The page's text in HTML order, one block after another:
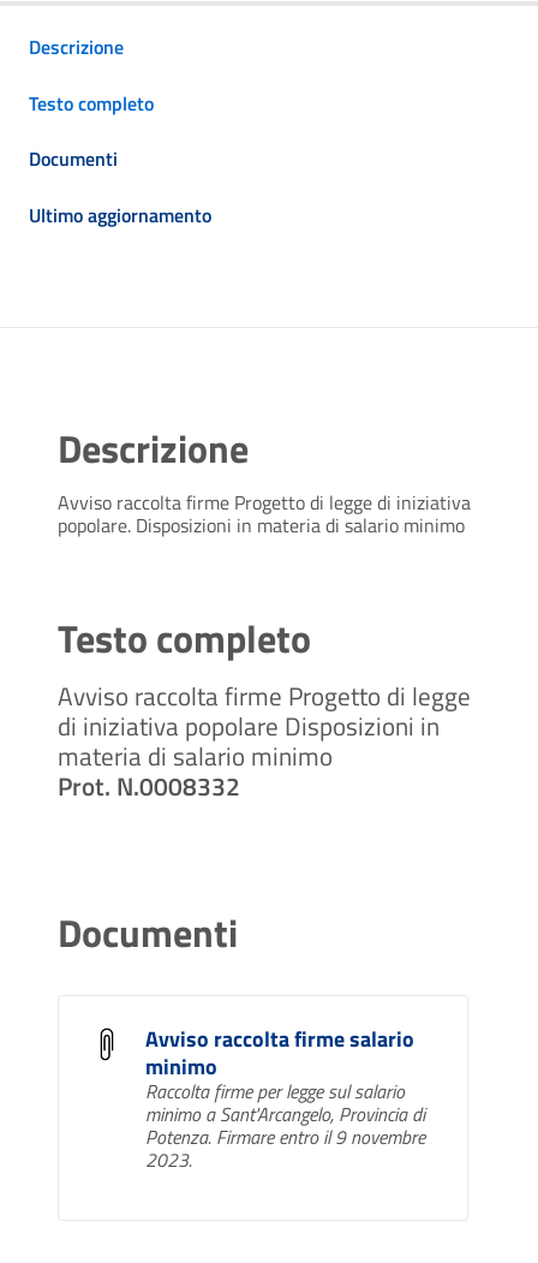
Descrizione
Testo completo
Documenti
Ultimo aggiornamento
Descrizione
Avviso raccolta firme Progetto di legge di iniziativa
popolare. Disposizioni in materia di salario minimo
Testo completo
Avviso raccolta firme Progetto di legge
di iniziativa popolare Disposizioni in
materia di salario minimo
Prot. N.0008332
Documenti
Avviso raccolta firme salario
minimo
Raccolta firme per legge sul salario
minimo a Sant'Arcangelo, Provincia di
Potenza. Firmare entro il 9 novembre
2023.